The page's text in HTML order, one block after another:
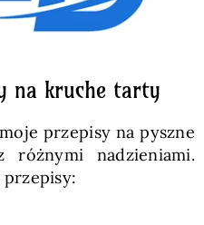
na kruche tarty
przepisy na pyszne
nadzieniami.